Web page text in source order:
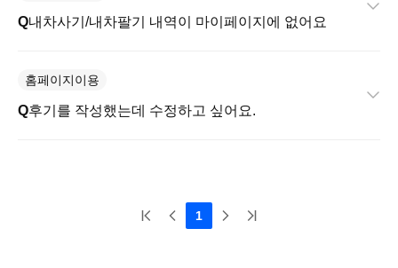
내차사기/내차팔기 내역이 마이페이지에 없어요
홈페이지이용
후기를 작성했는데 수정하고 싶어요.
1